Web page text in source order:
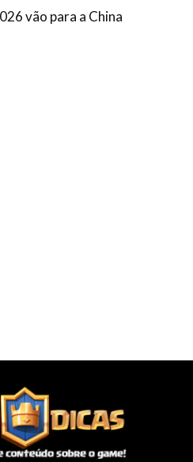
vão para a China